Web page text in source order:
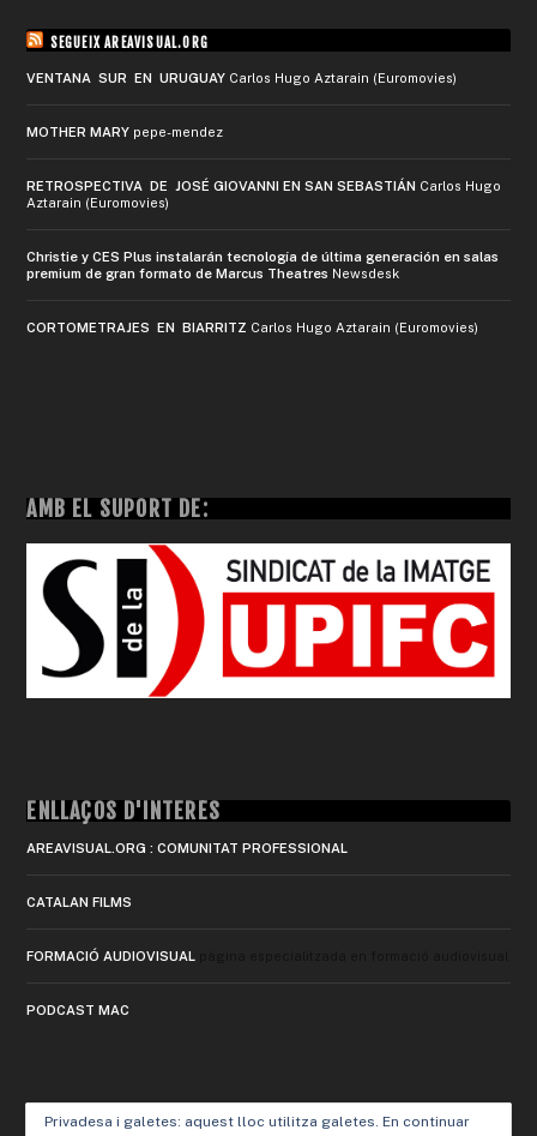
SEGUEIX AREAVISUAL.ORG
VENTANA SUR EN URUGUAY Carlos Hugo Aztarain (Euromovies)
MOTHER MARY pepe-mendez
RETROSPECTIVA DE JOSÉ GIOVANNI EN SAN SEBASTIÁN Carlos Hugo
Aztarain (Euromovies)
Christie y CES Plus instalarán tecnología de última generación en salas
premium de gran formato de Marcus Theatres Newsdesk
CORTOMETRAJES EN BIARRITZ Carlos Hugo Aztarain (Euromovies)
AMB EL SUPORT DE:
ENLLAÇOS D'INTERÈS
AREAVISUAL.ORG : COMUNITAT PROFESSIONAL
CATALAN FILMS
FORMACIÓ AUDIOVISUAL
PODCAST MAC
Privadesa i galetes: aquest lloc utilitza galetes. En continuar